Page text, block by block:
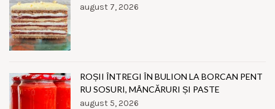
august 7, 2026
ROȘII ÎNTREGI ÎN BULION LA BORCAN PENT
RU SOSURI, MÂNCĂRURI ȘI PASTE
august 5, 2026